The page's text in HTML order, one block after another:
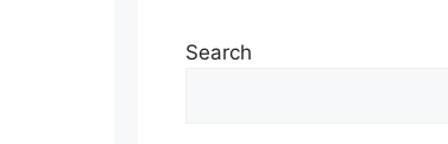
Search